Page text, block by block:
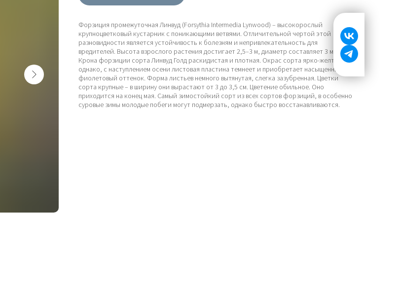
Форзиция промежуточная Линвуд (Forsythia Intermedia Lynwood) – высокорослый
крупноцветковый кустарник с поникающими ветвями. Отличительной чертой этой
разновидности является устойчивость к болезням и непривлекательность для
вредителей. Высота взрослого растения достигает 2,5–3 м, диаметр составляет 3 м.
Крона форзиции сорта Линвуд Голд раскидистая и плотная. Окрас сорта ярко-желтый,
однако, с наступлением осени листовая пластина темнеет и приобретает насыщенный
фиолетовый оттенок. Форма листьев немного вытянутая, слегка зазубренная. Цветки
сорта крупные – в ширину они вырастают от 3 до 3,5 см. Цветение обильное. Оно
приходится на конец мая. Самый зимостойкий сорт из всех сортов форзиций, в особенно
суровые зимы молодые побеги могут подмерзать, однако быстро восстанавливаются.